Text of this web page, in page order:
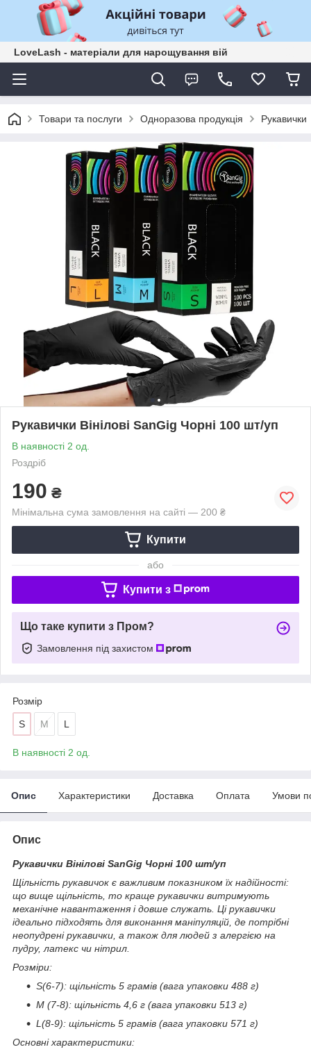
LoveLash - матеріали для нарощування вій
Товари та послуги Одноразова продукція Рукавички
Рукавички Вінілові SanGig Чорні 100 шт/уп
В наявності 2 од.
Роздріб
190 ₴
Мінімальна сума замовлення на сайті — 200 ₴
Купити
або
Купити з
Що таке купити з Пром?
Замовлення під захистом
Розмір
S M L
В наявності 2 од.
Опис Характеристики Доставка Оплата Умови
Опис
Рукавички Вінілові SanGig Чорні 100 шт/уп
Щільність рукавичок є важливим показником їх надійності:
що вище щільність, то краще рукавички витримують
механічне навантаження і довше служать. Ці рукавички
ідеально підходять для виконання маніпуляцій, де потрібні
неопудрені рукавички, а також для людей з алергією на
пудру, латекс чи нітрил.
Розміри:
S(6-7): щільність 5 грамів (вага упаковки 488 г)
M (7-8): щільність 4,6 г (вага упаковки 513 г)
L(8-9): щільність 5 грамів (вага упаковки 571 г)
Основні характеристики: